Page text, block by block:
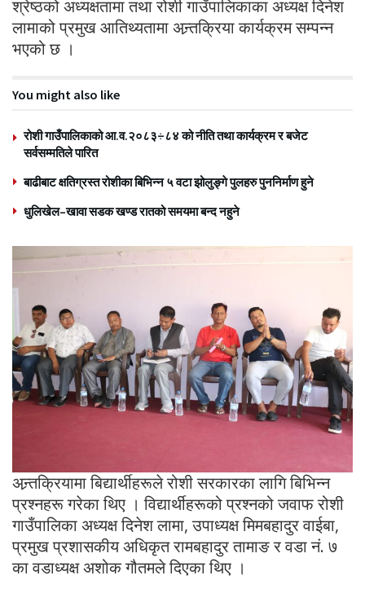
श्रेष्ठको अध्यक्षतामा तथा रोशी गाउँपालिकाका अध्यक्ष दिनेश
लामाको प्रमुख आतिथ्यतामा अन्र्तक्रिया कार्यक्रम सम्पन्न
भएको छ ।
You might also like
रोशी गाउँपालिकाको आ.व.२०८३÷८४ को नीति तथा कार्यक्रम र बजेट
सर्वसम्मतिले पारित
बाढीबाट क्षतिग्रस्त रोशीका बिभिन्न ५ वटा झोलुङ्गे पुलहरु पुननिर्माण हुने
धुलिखेल–खावा सडक खण्ड रातको समयमा बन्द नहुने
अन्र्तक्रियामा बिद्यार्थीहरूले रोशी सरकारका लागि बिभिन्न
प्रश्नहरू गरेका थिए । विद्यार्थीहरूको प्रश्नको जवाफ रोशी
गाउँपालिका अध्यक्ष दिनेश लामा, उपाध्यक्ष मिमबहादुर वाईबा,
प्रमुख प्रशासकीय अधिकृत रामबहादुर तामाङ र वडा नं. ७
का वडाध्यक्ष अशोक गौतमले दिएका थिए ।